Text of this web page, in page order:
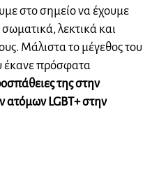
στο σημείο να έχουμε
λεκτικά και
Μάλιστα το μέγεθος του
έκανε πρόσφατα
τηςστην
ατόμων LGBT+ στην